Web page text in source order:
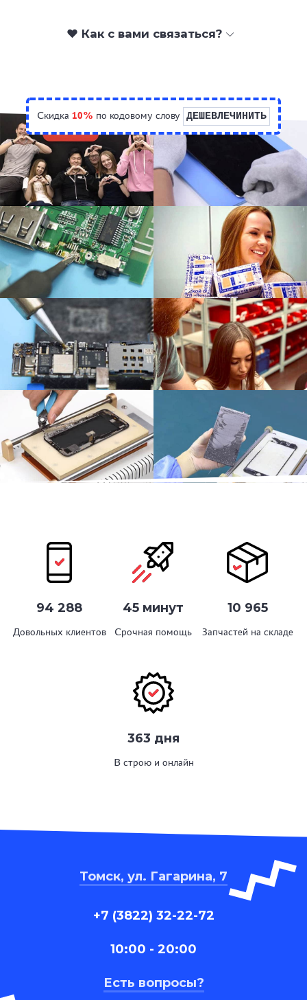
❤️ Как с вами связаться?
Скидка 10% по кодовому слову ДЕШЕВЛЕЧИНИТЬ
94 288
Довольных клиентов
45 минут
Срочная помощь
10 965
Запчастей на складе
363 дня
В строю и онлайн
Томск, ул. Гагарина, 7
+7 (3822) 32-22-72
10:00 - 20:00
Есть вопросы?